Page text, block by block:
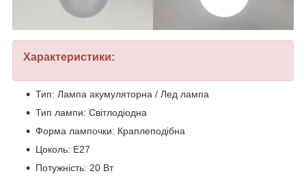
Характеристики:
Тип: Лампа акумуляторна / Лед лампа
Тип лампи: Світлодіодна
Форма лампочки: Краплеподібна
Цоколь: E27
Потужність: 20 Вт